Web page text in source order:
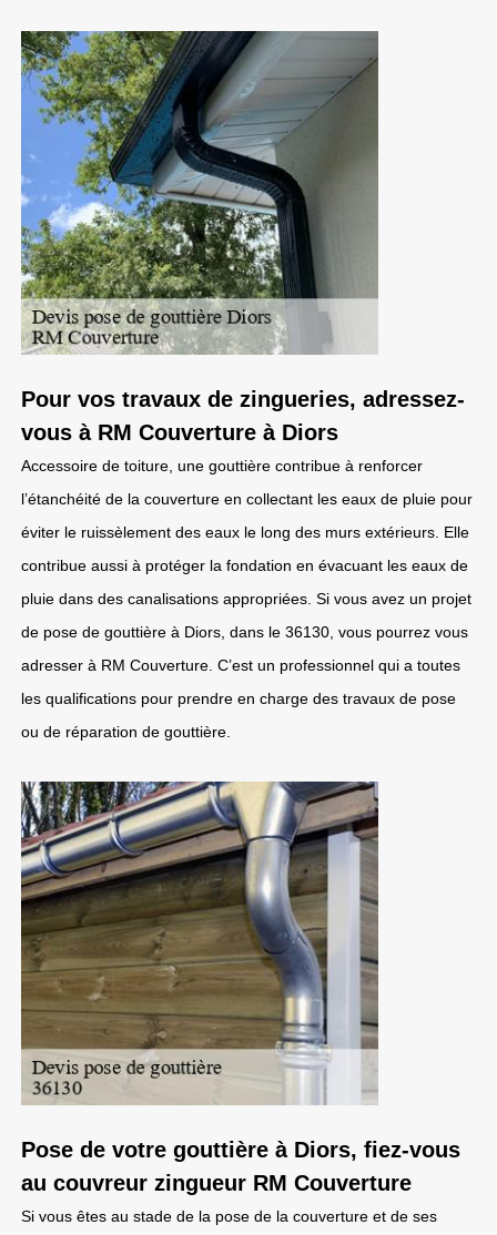
Pour vos travaux de zingueries, adressez-
vous à RM Couverture à Diors
Accessoire de toiture, une gouttière contribue à renforcer
l’étanchéité de la couverture en collectant les eaux de pluie pour
éviter le ruissèlement des eaux le long des murs extérieurs. Elle
contribue aussi à protéger la fondation en évacuant les eaux de
pluie dans des canalisations appropriées. Si vous avez un projet
de pose de gouttière à Diors, dans le 36130, vous pourrez vous
adresser à RM Couverture. C’est un professionnel qui a toutes
les qualifications pour prendre en charge des travaux de pose
ou de réparation de gouttière.
Pose de votre gouttière à Diors, fiez-vous
au couvreur zingueur RM Couverture
Si vous êtes au stade de la pose de la couverture et de ses